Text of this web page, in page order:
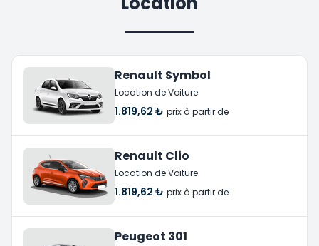
Renault Symbol
Location de Voiture
1.819,62 ₺ prix à partir de
Renault Clio
Location de Voiture
1.819,62 ₺ prix à partir de
Peugeot 301